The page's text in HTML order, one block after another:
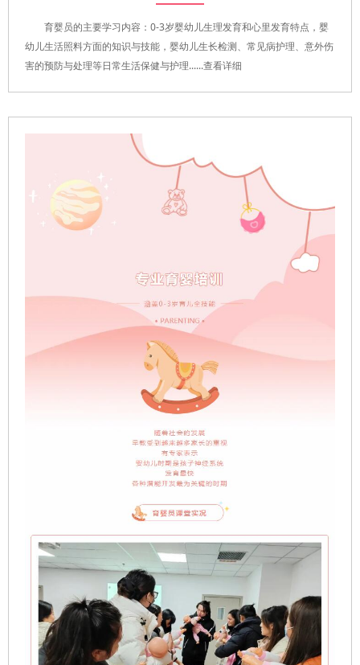
育婴员的主要学习内容：0-3岁婴幼儿生理发育和心里发育特点，婴
幼儿生活照料方面的知识与技能，婴幼儿生长检测、常见病护理、意外伤
害的预防与处理等日常生活保健与护理......查看详细